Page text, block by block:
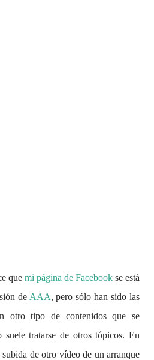
que mi página de Facebook se está
de AAA, pero sólo han sido las
otro tipo de contenidos que se
suele tratarse de otros tópicos. En
de otro vídeo de un arranque